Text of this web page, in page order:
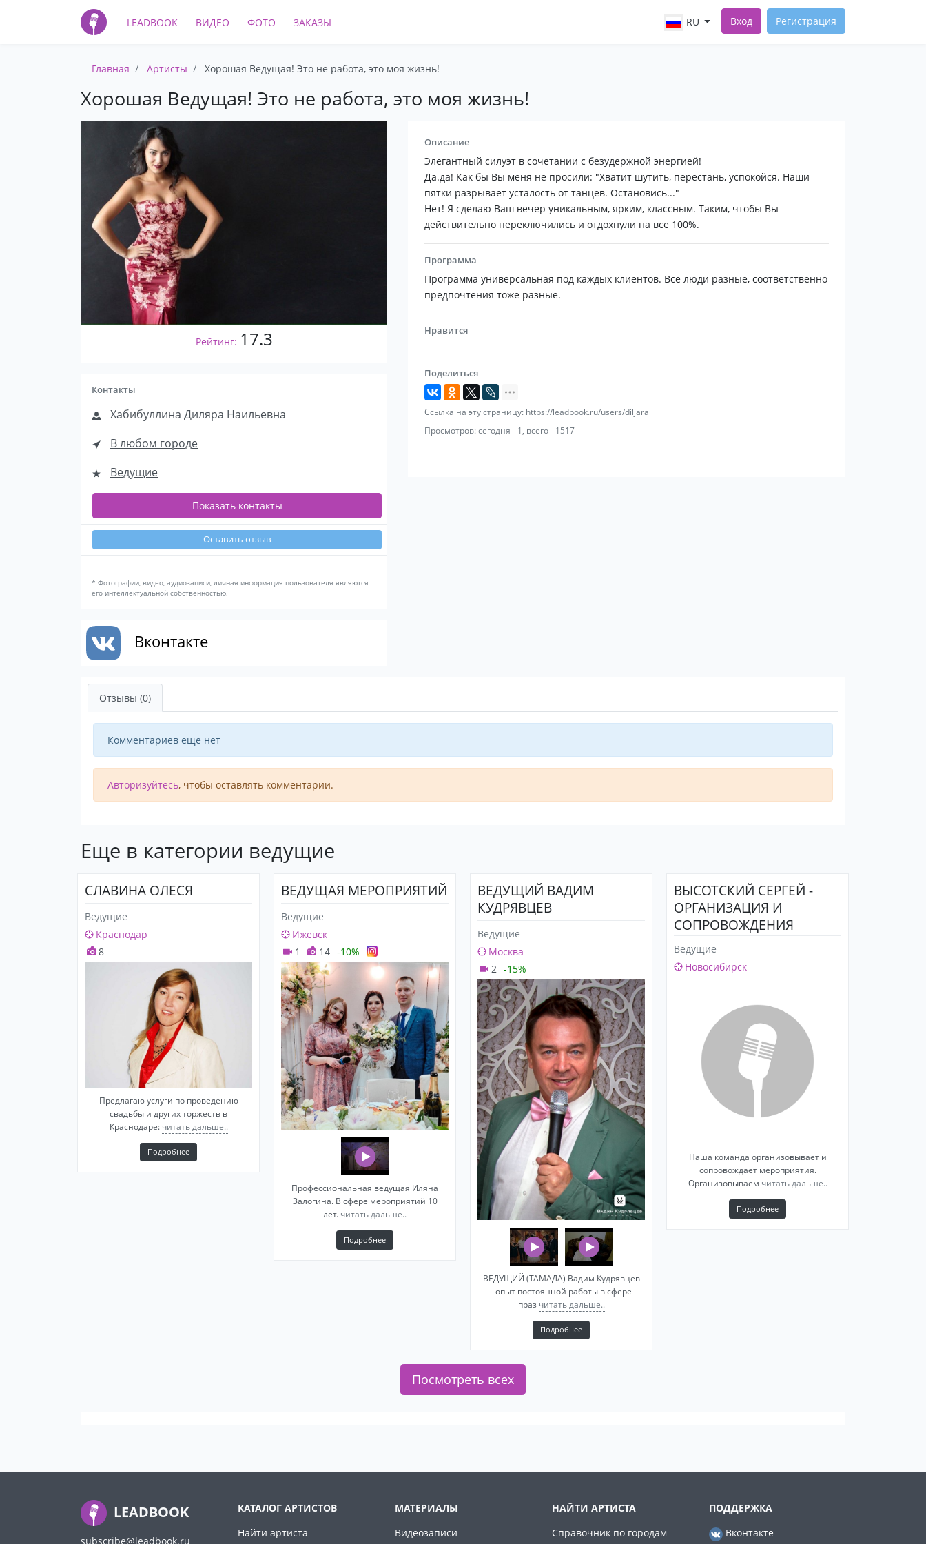
LEADBOOK ВИДЕО ФОТО ЗАКАЗЫ RU Вход Регистрация
Главная Артисты Хорошая Ведущая! Это не работа, это моя жизнь!
Хорошая Ведущая! Это не работа, это моя жизнь!
Рейтинг: 17.3
Контакты
Хабибуллина Диляра Наильевна
В любом городе
Ведущие
Показать контакты
Оставить отзыв
* Фотографии, видео, аудиозаписи, личная информация пользователя являются
его интеллектуальной собственностью.
Вконтакте
Описание
Элегантный силуэт в сочетании с безудержной энергией!
Да.да! Как бы Вы меня не просили: "Хватит шутить, перестань, успокойся. Наши
пятки разрывает усталость от танцев. Остановись..."
Нет! Я сделаю Ваш вечер уникальным, ярким, классным. Таким, чтобы Вы
действительно переключились и отдохнули на все 100%.
Программа
Программа универсальная под каждых клиентов. Все люди разные, соответственно
предпочтения тоже разные.
Нравится
Поделиться
Ссылка на эту страницу: https://leadbook.ru/users/diljara
Просмотров: сегодня - 1, всего - 1517
Отзывы (0)
Комментариев еще нет
Авторизуйтесь, чтобы оставлять комментарии.
Еще в категории ведущие
СЛАВИНА ОЛЕСЯ
Ведущие
Краснодар
8
Предлагаю услуги по проведению
свадьбы и других торжеств в
Краснодаре: читать дальше..
Подробнее
ВЕДУЩАЯ МЕРОПРИЯТИЙ
Ведущие
Ижевск
1
14 -10%
Профессиональная ведущая Иляна
Залогина. В сфере мероприятий 10
лет. читать дальше..
Подробнее
ВЕДУЩИЙ ВАДИМ
КУДРЯВЦЕВ
Ведущие
Москва
2 -15%
ВЕДУЩИЙ (ТАМАДА) Вадим Кудрявцев
- опыт постоянной работы в сфере
праз читать дальше..
Подробнее
ВЫСОТСКИЙ СЕРГЕЙ -
ОРГАНИЗАЦИЯ И
СОПРОВОЖДЕНИЯ
МЕРОПРИЯТИЙ.
Ведущие
Новосибирск
Наша команда организовывает и
сопровождает мероприятия.
Организовываем читать дальше..
Подробнее
Посмотреть всех
LEADBOOK
subscribe@leadbook.ru
КАТАЛОГ АРТИСТОВ
Найти артиста
МАТЕРИАЛЫ
Видеозаписи
НАЙТИ АРТИСТА
Справочник по городам
ПОДДЕРЖКА
Вконтакте